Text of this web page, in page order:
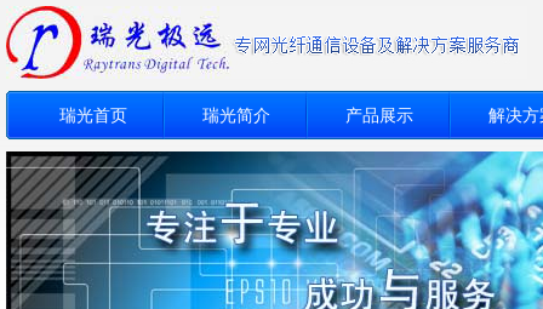
瑞光首页 瑞光简介 产品展示 解决方